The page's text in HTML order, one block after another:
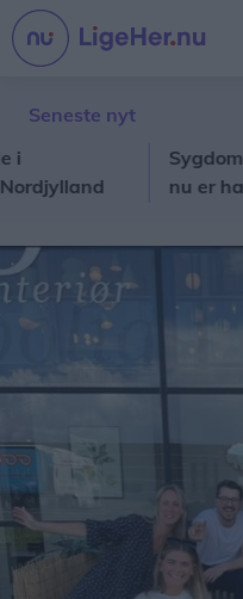
Seneste nyt
Sygdom
nu er han